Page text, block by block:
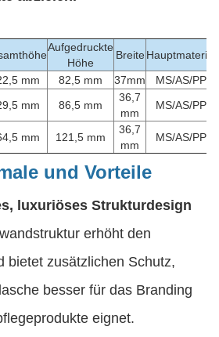
Aufgedruckte
Höhe
Breite Hauptmaterial
mm 82,5 mm 37mm
MS/AS/PP
mm 86,5 mm
36,7
mm
MS/AS/PP
mm 121,5 mm
36,7
mm
MS/AS/PP
und Vorteile
luxuriöses Strukturdesign
erhöht den
bietet zusätzlichen Schutz,
besser für das Branding
eignet.